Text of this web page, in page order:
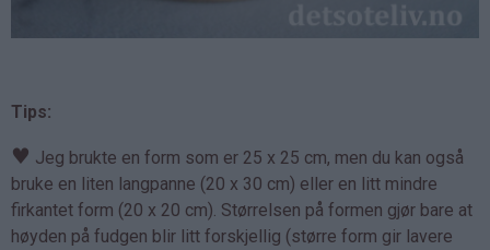
Tips:
♥ Jeg brukte en form som er 25 x 25 cm, men du kan også
bruke en liten langpanne (20 x 30 cm) eller en litt mindre
firkantet form (20 x 20 cm). Størrelsen på formen gjør bare at
høyden på fudgen blir litt forskjellig (større form gir lavere